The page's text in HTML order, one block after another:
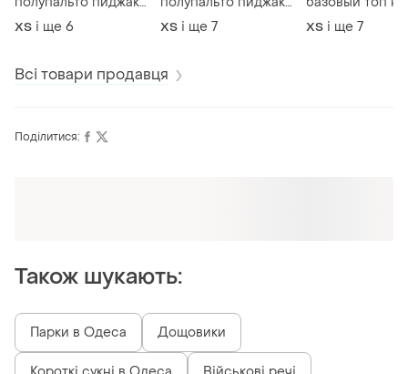
жакет шерсть
оверсайз
ХS і ще 6
жакет оверсайз
шерсть
ХS і ще 7
бретелях
ХS і ще 7
Всі товари продавця
Поділитися:
Також шукають:
Парки в Одеса Дощовики